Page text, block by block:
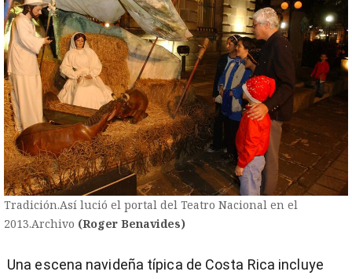
Tradición.Así lució el portal del Teatro Nacional en el
2013.Archivo (Roger Benavides)
Una escena navideña típica de Costa Rica incluye